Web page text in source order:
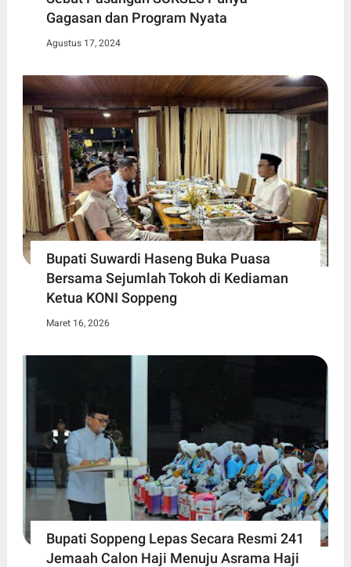
Gagasan dan Program Nyata
Agustus 17, 2024
Bupati Suwardi Haseng Buka Puasa
Bersama Sejumlah Tokoh di Kediaman
Ketua KONI Soppeng
Maret 16, 2026
Bupati Soppeng Lepas Secara Resmi 241
Jemaah Calon Haji Menuju Asrama Haji